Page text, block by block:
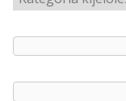
a
t
e
ó